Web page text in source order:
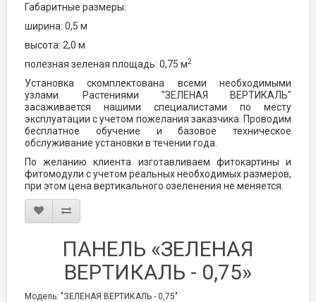
Габаритные размеры:
ширина: 0,5 м
высота: 2,0 м
полезная зеленая площадь: 0,75 м2
Установка скомплектована всеми необходимыми
узлами. Растениями "ЗЕЛЕНАЯ ВЕРТИКАЛЬ"
засаживается нашими специалистами по месту
эксплуатации с учетом пожелания заказчика. Проводим
бесплатное обучение и базовое техническое
обслуживание установки в течении года.
По желанию клиента изготавливаем фитокартины и
фитомодули с учетом реальных необходимых размеров,
при этом цена вертикального озеленения не меняется.
ПАНЕЛЬ «ЗЕЛЕНАЯ
ВЕРТИКАЛЬ - 0,75»
Модель: "ЗЕЛЕНАЯ ВЕРТИКАЛЬ - 0,75"